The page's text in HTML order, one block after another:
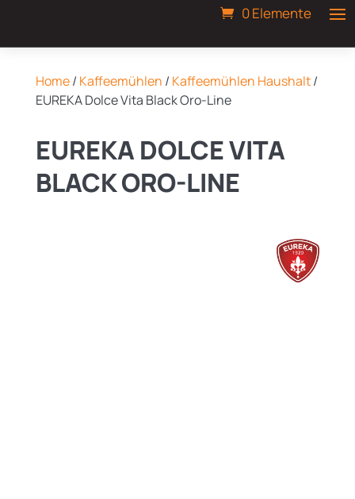
0 Elemente
Home/ Kaffeemühlen / Kaffeemühlen Haushalt/
EUREKA Dolce Vita Black Oro-Line
EUREKA DOLCE VITA
BLACK ORO-LINE